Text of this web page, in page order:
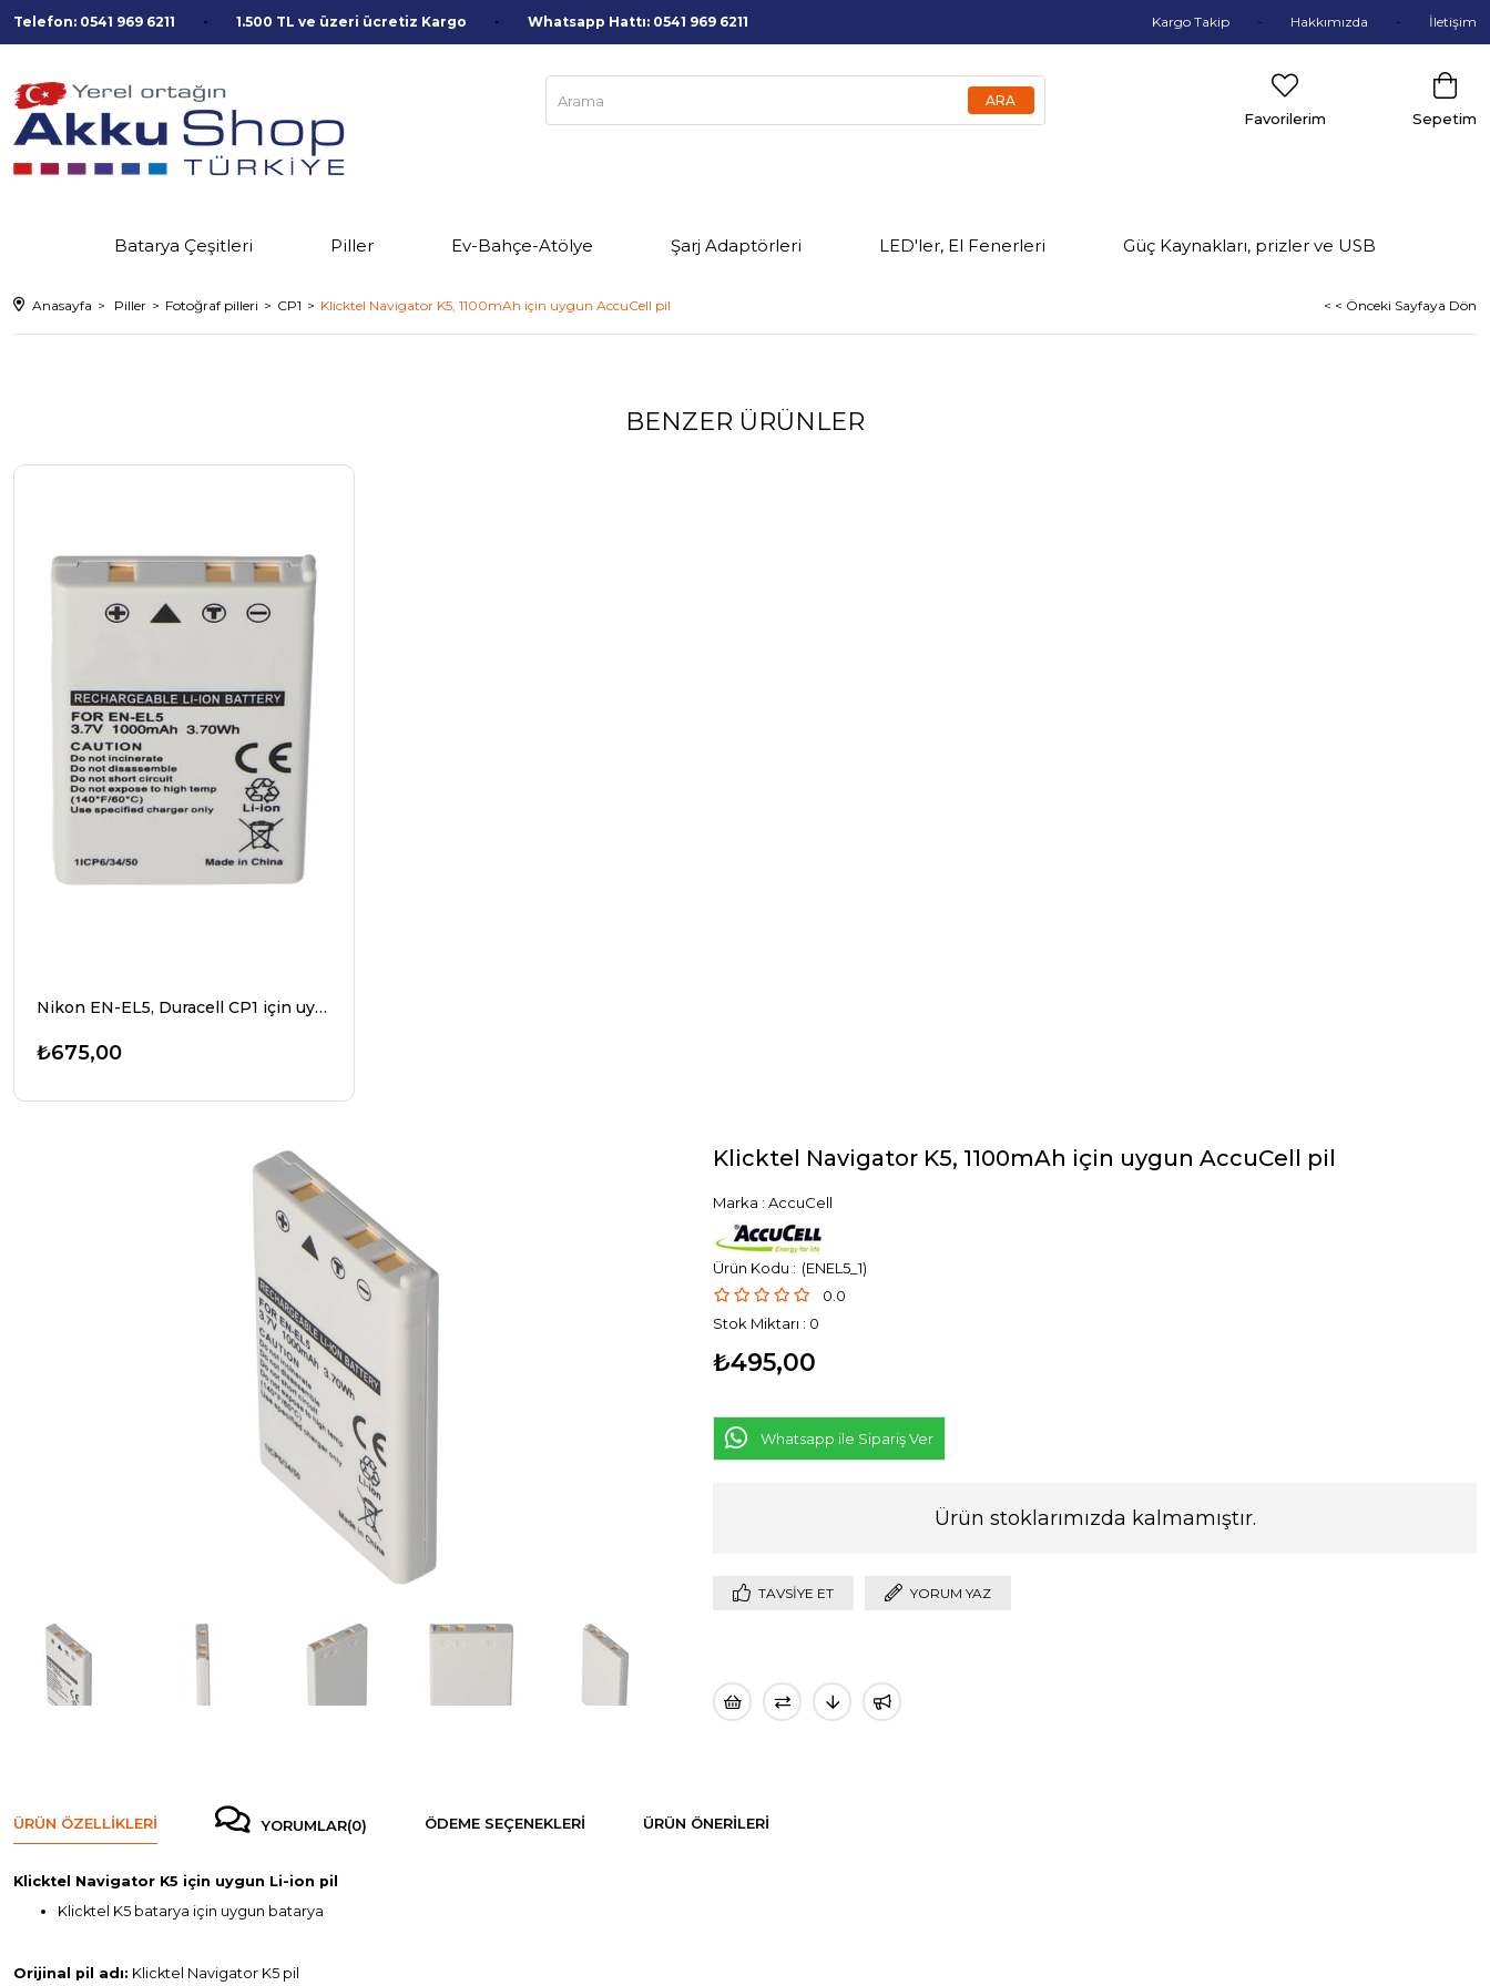
Telefon: 0541 969 6211 1.500 TL ve üzeri ücretiz Kargo Whatsapp Hattı: 0541 969 6211 Kargo Takip Hakkımızda İletişim
Sepetim
Favorilerim
Batarya Çeşitleri Piller Ev-Bahçe-Atölye Şarj Adaptörleri LED'ler, El Fenerleri Güç Kaynakları, prizler ve USB
Anasayfa Piller Fotoğraf pilleri CP1 Klicktel Navigator K5, 1100mAh için uygun AccuCell pil < < Önceki Sayfaya Dön
BENZER ÜRÜNLER
Nikon EN-EL5, Duracell CP1 için uygun AccuCell pil
₺675,00
Klicktel Navigator K5, 1100mAh için uygun AccuCell pil
Marka : AccuCell
(ENEL5_1)
0.0
Stok Miktarı : 0
₺495,00
Whatsapp ile Sipariş Ver
Ürün stoklarımızda kalmamıştır.
TAVSIYE ET YORUM YAZ
ÜRÜN ÖZELLIKLERI YORUMLAR(0) ÖDEME SEÇENEKLERI ÜRÜN ÖNERILERI
Klicktel Navigator K5 için uygun Li-ion pil
Klicktel K5 batarya için uygun batarya
Orijinal pil adı: Klicktel Navigator K5 pil